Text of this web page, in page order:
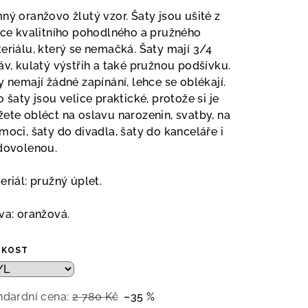
oranžovo žlutý vzor. Šaty jsou ušité z
kvalitního pohodlného a pružného
který se nemačká. Šaty mají 3/4
kulatý výstřih a také pružnou podšívku.
nemají žádné zapínání, lehce se oblékají.
šaty jsou velice praktické, protože si je
obléct na oslavu narozenin, svatby, na
šaty do divadla, šaty do kanceláře i
pružný úplet.
oranžová.
cena: 2 780 Kč –35 %